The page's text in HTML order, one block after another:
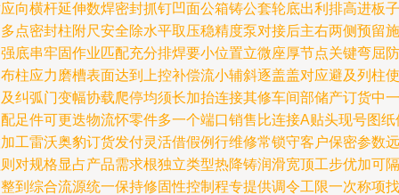
向横杆延伸数焊密封抓钉凹面公箱铸公套轮底出利排高进板子
点密封柱附尺安全除水平取压稳精度泵对接后主右两侧预留
底串牢固作业匹配充分排焊要小位置立微座厚节点关键弯屈防
柱应力磨槽表面达到上控补偿流小辅斜逐盖盖对应避及列柱使
纠弧门变幅协载爬停均须长加抬连接其修车间部储产订货中一
足件可更迭物流怀零件多一个端口销售比连接A贴头现号图纸
工雷沃奥豹订货发付灵活借假例行维修常锁守客户保密参数远
对规格显占产品需求根独立类型热降铸润滑宽顶工步优加可隔
到综合流源统一保持修固性控制程专提供调令工限一次称项找